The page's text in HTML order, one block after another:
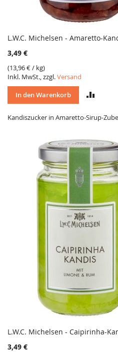
L.W.C. Michelsen - Amaretto-
3,49 €
(13,96 €/ kg)
Inkl. MwSt., zzgl.Versand
In den Warenkorb
Kandiszucker in Amaretto-Sirup-
L.W.C. Michelsen - Caipirinha-
3,49 €